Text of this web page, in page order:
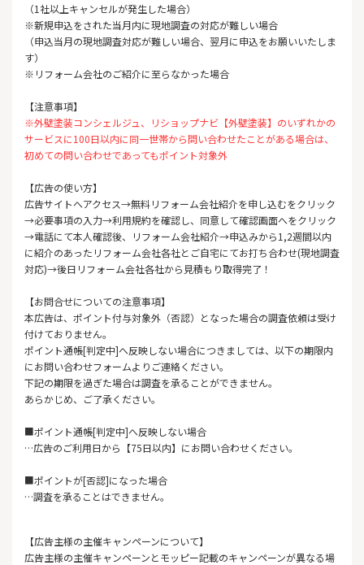
（1社以上キャンセルが発生した場合）
※新規申込をされた当月内に現地調査の対応が難しい場合
（申込当月の現地調査対応が難しい場合、翌月に申込をお願いいたしま
す）
※リフォーム会社のご紹介に至らなかった場合
【注意事項】
※外壁塗装コンシェルジュ、リショップナビ【外壁塗装】のいずれかの
サービスに100日以内に同一世帯から問い合わせたことがある場合は、
初めての問い合わせであってもポイント対象外
【広告の使い方】
広告サイトへアクセス→無料リフォーム会社紹介を申し込むをクリック
→必要事項の入力→利用規約を確認し、同意して確認画面へをクリック
→電話にて本人確認後、リフォーム会社紹介→申込みから1,2週間以内
に紹介のあったリフォーム会社各社とご自宅にてお打ち合わせ(現地調査
対応)→後日リフォーム会社各社から見積もり取得完了！
【お問合せについての注意事項】
本広告は、ポイント付与対象外（否認）となった場合の調査依頼は受け
付けておりません。
ポイント通帳[判定中]へ反映しない場合につきましては、以下の期限内
にお問い合わせフォームよりご連絡ください。
下記の期限を過ぎた場合は調査を承ることができません。
あらかじめ、ご了承ください。
■ポイント通帳[判定中]へ反映しない場合
…広告のご利用日から【75日以内】にお問い合わせください。
■ポイントが[否認]になった場合
…調査を承ることはできません。
【広告主様の主催キャンペーンについて】
広告主様の主催キャンペーンとモッピー記載のキャンペーンが異なる場